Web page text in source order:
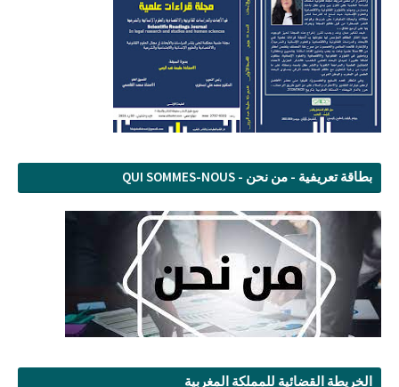
بطاقة تعريفية - من نحن - QUI SOMMES-NOUS
الخريطة القضائية للمملكة المغربية